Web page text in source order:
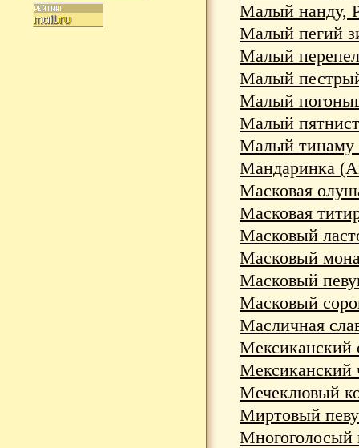
Малый нанду,
Малый пегий
Малый
Малый
Малый
Малый
Малый тинаму
Мандаринка
Масковая
Масковая
Масковый
Масковый
Масковый
Масковый
Масличная
Мексиканский
Мексиканский
Мечеклювый
Миртовый
Многоголосый